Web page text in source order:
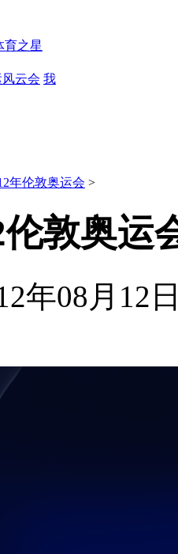
育之星
云会 我
年伦敦奥运会 >
敦奥运
年08月12